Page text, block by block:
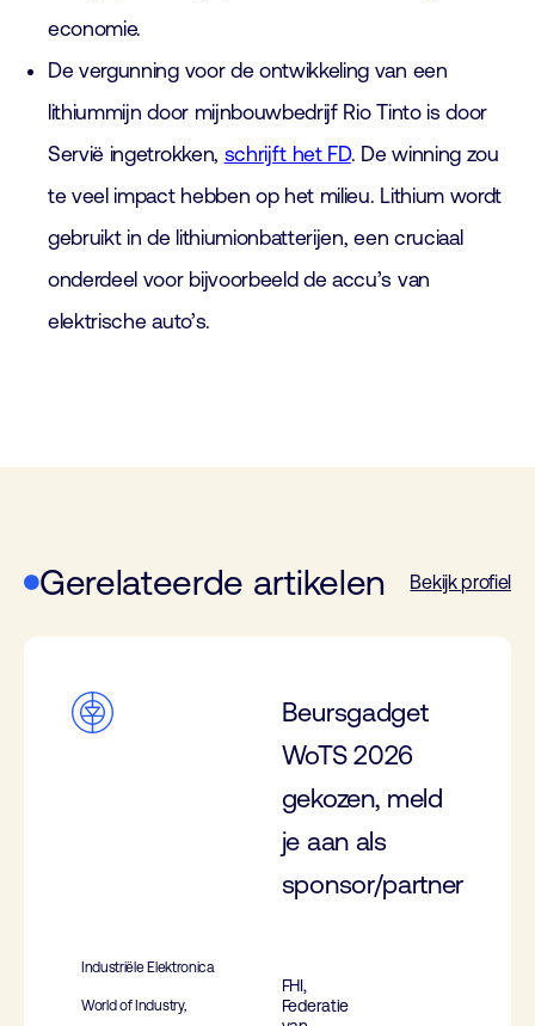
economie.
De vergunning voor de ontwikkeling van een
lithiummijn door mijnbouwbedrijf Rio Tinto is door
Servië ingetrokken, schrijft het FD. De winning zou
te veel impact hebben op het milieu. Lithium wordt
gebruikt in de lithiumionbatterijen, een cruciaal
onderdeel voor bijvoorbeeld de accu’s van
elektrische auto’s.
Gerelateerde artikelen Bekijk profiel
Beursgadget
WoTS 2026
gekozen, meld
je aan als
sponsor/partner
Industriële Elektronica
World of Industry,
FHI,
Federatie